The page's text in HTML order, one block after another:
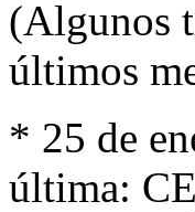
(Algunos
últimos
* 25 de
última: